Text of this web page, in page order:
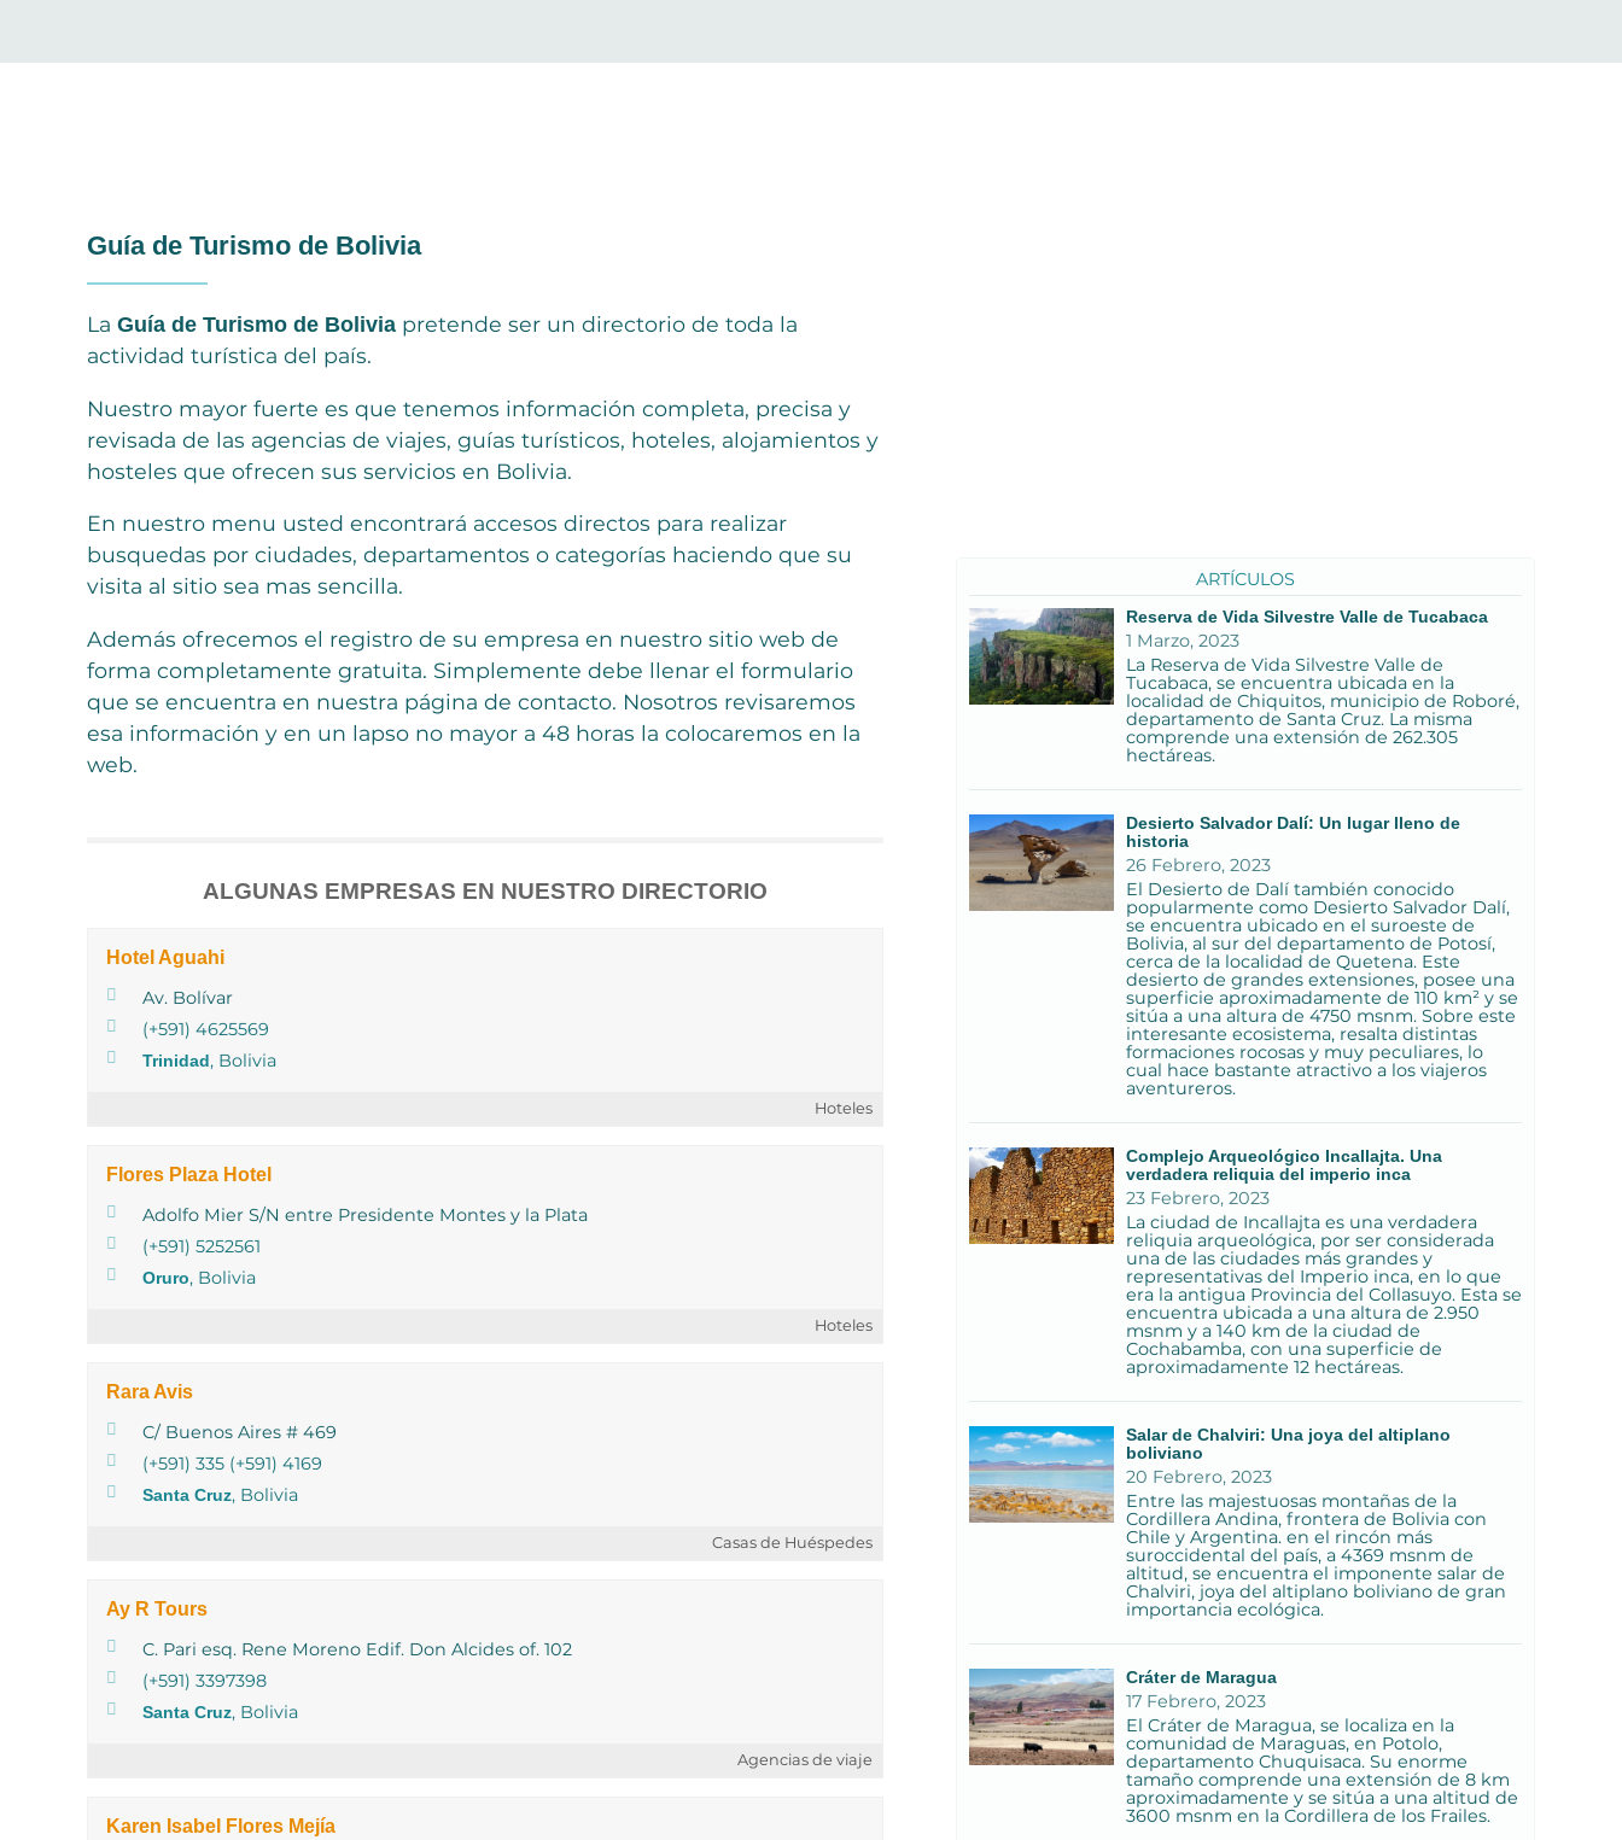
Guía de Turismo de Bolivia
La Guía de Turismo de Bolivia pretende ser un directorio de toda la
actividad turística del país.
Nuestro mayor fuerte es que tenemos información completa, precisa y
revisada de las agencias de viajes, guías turísticos, hoteles, alojamientos y
hosteles que ofrecen sus servicios en Bolivia.
En nuestro menu usted encontrará accesos directos para realizar
busquedas por ciudades, departamentos o categorías haciendo que su
visita al sitio sea mas sencilla.
Además ofrecemos el registro de su empresa en nuestro sitio web de
forma completamente gratuita. Simplemente debe llenar el formulario
que se encuentra en nuestra página de contacto. Nosotros revisaremos
esa información y en un lapso no mayor a 48 horas la colocaremos en la
web.
ALGUNAS EMPRESAS EN NUESTRO DIRECTORIO
Hotel Aguahi
Av. Bolívar
(+591) 4625569
Trinidad, Bolivia
Hoteles
Flores Plaza Hotel
Adolfo Mier S/N entre Presidente Montes y la Plata
(+591) 5252561
Oruro, Bolivia
Hoteles
Rara Avis
C/ Buenos Aires # 469
(+591) 335 (+591) 4169
Santa Cruz, Bolivia
Casas de Huéspedes
Ay R Tours
C. Pari esq. Rene Moreno Edif. Don Alcides of. 102
(+591) 3397398
Santa Cruz, Bolivia
Agencias de viaje
Karen Isabel Flores Mejía
ARTÍCULOS
Reserva de Vida Silvestre Valle de Tucabaca
1 Marzo, 2023
La Reserva de Vida Silvestre Valle de
Tucabaca, se encuentra ubicada en la
localidad de Chiquitos, municipio de Roboré,
departamento de Santa Cruz. La misma
comprende una extensión de 262.305
hectáreas.
Desierto Salvador Dalí: Un lugar lleno de
historia
26 Febrero, 2023
El Desierto de Dalí también conocido
popularmente como Desierto Salvador Dalí,
se encuentra ubicado en el suroeste de
Bolivia, al sur del departamento de Potosí,
cerca de la localidad de Quetena. Este
desierto de grandes extensiones, posee una
superficie aproximadamente de 110 km² y se
sitúa a una altura de 4750 msnm. Sobre este
interesante ecosistema, resalta distintas
formaciones rocosas y muy peculiares, lo
cual hace bastante atractivo a los viajeros
aventureros.
Complejo Arqueológico Incallajta. Una
verdadera reliquia del imperio inca
23 Febrero, 2023
La ciudad de Incallajta es una verdadera
reliquia arqueológica, por ser considerada
una de las ciudades más grandes y
representativas del Imperio inca, en lo que
era la antigua Provincia del Collasuyo. Esta se
encuentra ubicada a una altura de 2.950
msnm y a 140 km de la ciudad de
Cochabamba, con una superficie de
aproximadamente 12 hectáreas.
Salar de Chalviri: Una joya del altiplano
boliviano
20 Febrero, 2023
Entre las majestuosas montañas de la
Cordillera Andina, frontera de Bolivia con
Chile y Argentina. en el rincón más
suroccidental del país, a 4369 msnm de
altitud, se encuentra el imponente salar de
Chalviri, joya del altiplano boliviano de gran
importancia ecológica.
Cráter de Maragua
17 Febrero, 2023
El Cráter de Maragua, se localiza en la
comunidad de Maraguas, en Potolo,
departamento Chuquisaca. Su enorme
tamaño comprende una extensión de 8 km
aproximadamente y se sitúa a una altitud de
3600 msnm en la Cordillera de los Frailes.